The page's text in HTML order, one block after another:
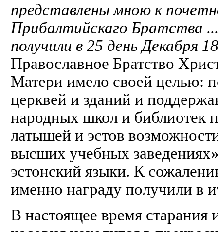
представлены мною к
Прибалтийскаго Братства
получили в 25 день Декабря
Православное Братство
Матери имело своей целью:
церквей и зданий и
народных школ и библиотек
латышей и эстов
высших учебных
эстонский языки. К
именно награду получили в
В настоящее время